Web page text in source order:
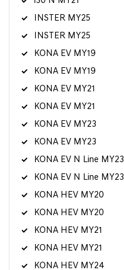
INSTER MY25
INSTER MY25
KONA EV MY19
KONA EV MY19
KONA EV MY21
KONA EV MY21
KONA EV MY23
KONA EV MY23
KONA EV N Line MY23
KONA EV N Line MY23
KONA HEV MY20
KONA HEV MY20
KONA HEV MY21
KONA HEV MY21
KONA HEV MY24